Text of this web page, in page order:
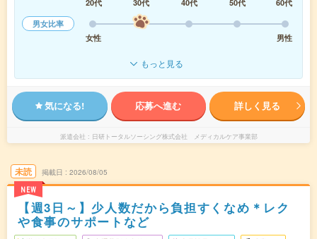
20代
30代 40代 50代
60代
男女比率
女性
男性
もっと見る
気になる! 応募へ進む 詳しく見る
派遣会社 日研トータルソーシング株式会社 メディカルケア事業部
未読
NEW
掲載日 2026/08/05
【週3日～】少人数だから負担すくなめ＊レク
や食事のサポートなど